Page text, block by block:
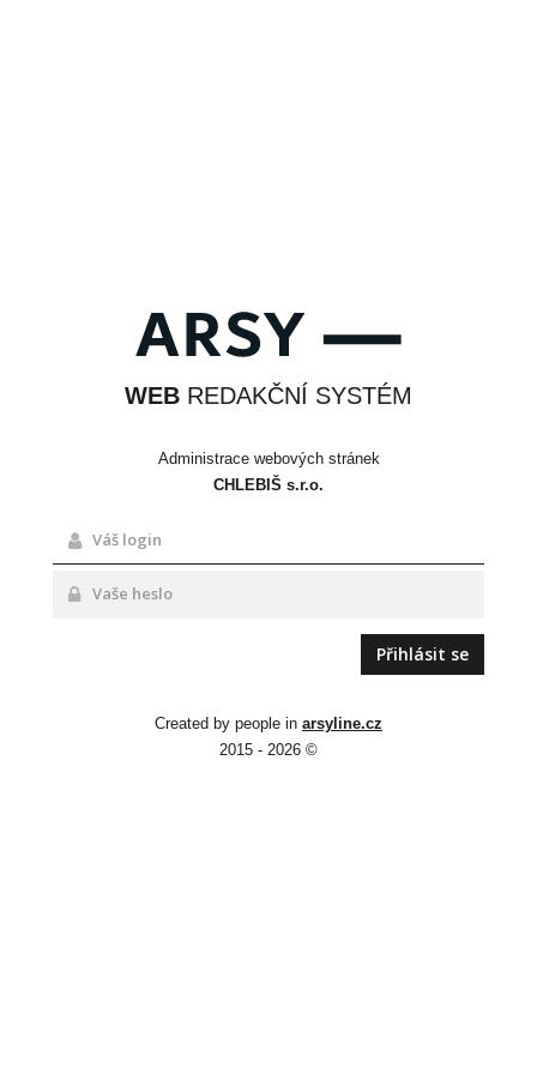
WEB REDAKČNÍ SYSTÉM
Administrace webových stránek
CHLEBIŠ s.r.o.
Created by people in arsyline.cz
2015 - 2026 ©